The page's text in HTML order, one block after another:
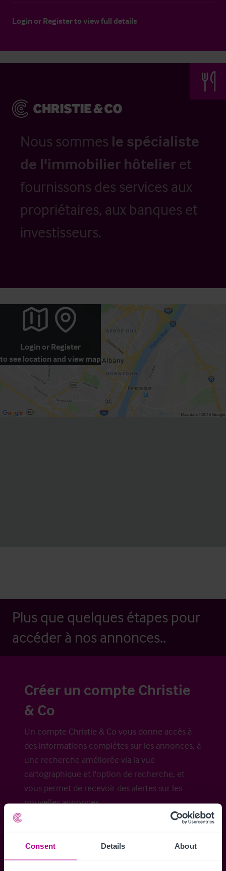
Consent Details About
Login or Registerto view full details
Nous sommes le spécialiste
de l'immobilier hôtelier et
fournissons des services aux
propriétaires, aux banques et
investisseurs.
Login or Register
to see location and view map
Plus que quelques étapes pour
accéder à nos annonces..
Créer un compte Christie
& Co
Un compte Christie & Co vous donne accès à
des informations complètes sur les annonces, à
une recherche améliorée via la vue
cartographique et l'option de recherche, et
vous permet de recevoir des alertes sur les
nouvelles annonces.
Accéder à tous les détails